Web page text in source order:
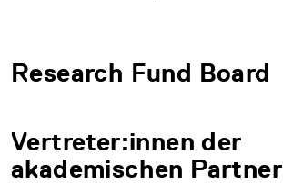
Research Fund Board
Vertreter:innen der
akademischen Partner